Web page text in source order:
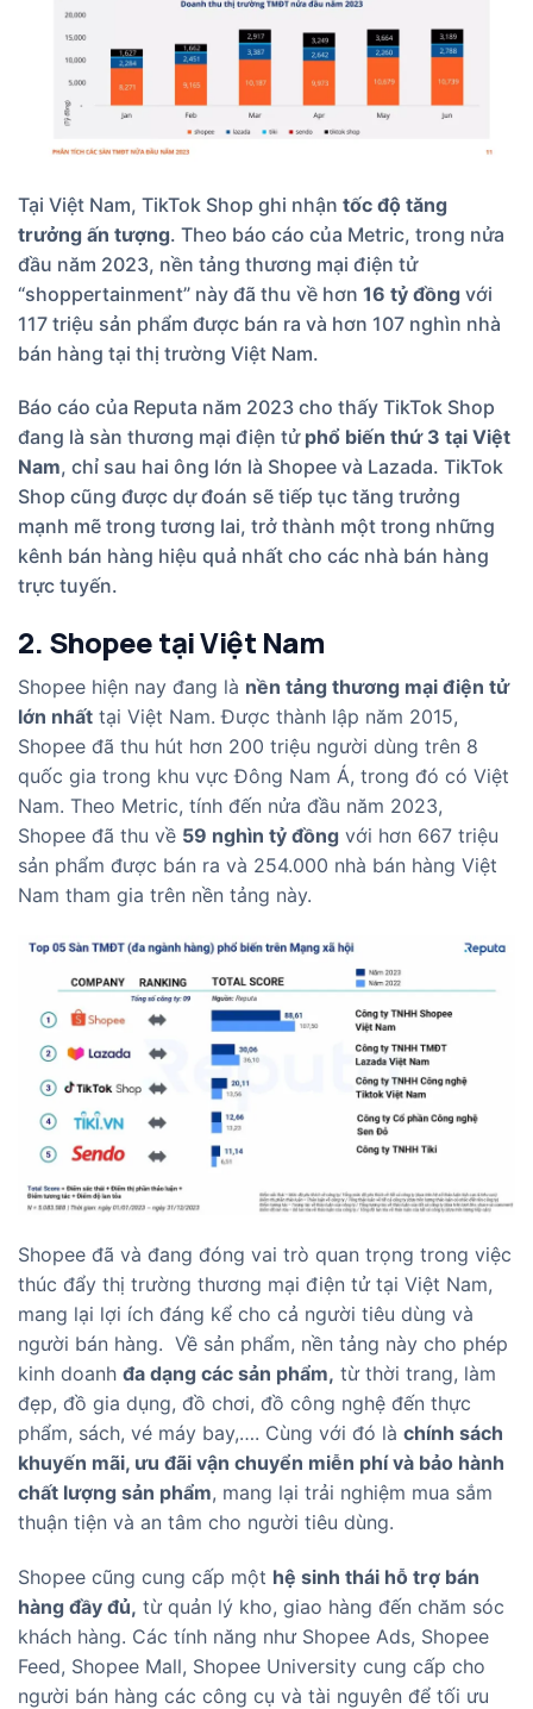
Tại Việt Nam, TikTok Shop ghi nhận tốc độ tăng
trưởng ấn tượng. Theo báo cáo của Metric, trong nửa
đầu năm 2023, nền tảng thương mại điện tử
“shoppertainment” này đã thu về hơn 16 tỷ đồng với
117 triệu sản phẩm được bán ra và hơn 107 nghìn nhà
bán hàng tại thị trường Việt Nam.
Báo cáo của Reputa năm 2023 cho thấy TikTok Shop
đang là sàn thương mại điện tửphổ biến thứ 3 tại Việt
Nam, chỉ sau hai ông lớn là Shopee và Lazada. TikTok
Shop cũng được dự đoán sẽ tiếp tục tăng trưởng
mạnh mẽ trong tương lai, trở thành một trong những
kênh bán hàng hiệu quả nhất cho các nhà bán hàng
trực tuyến.
2. Shopee tại Việt Nam
Shopee hiện nay đang là nền tảng thương mại điện tử
lớn nhất tại Việt Nam. Được thành lập năm 2015,
Shopee đã thu hút hơn 200 triệu người dùng trên 8
quốc gia trong khu vực Đông Nam Á, trong đó có Việt
Nam. Theo Metric, tính đến nửa đầu năm 2023,
Shopee đã thu về 59 nghìn tỷ đồng với hơn 667 triệu
sản phẩm được bán ra và 254.000 nhà bán hàng Việt
Nam tham gia trên nền tảng này.
Shopee đã và đang đóng vai trò quan trọng trong việc
thúc đẩy thị trường thương mại điện tử tại Việt Nam,
mang lại lợi ích đáng kể cho cả người tiêu dùng và
người bán hàng. Về sản phẩm, nền tảng này cho phép
kinh doanh đa dạng các sản phẩm, từ thời trang, làm
đẹp, đồ gia dụng, đồ chơi, đồ công nghệ đến thực
phẩm, sách, vé máy bay,…. Cùng với đó là chính sách
khuyến mãi, ưu đãi vận chuyển miễn phí và bảo hành
chất lượng sản phẩm, mang lại trải nghiệm mua sắm
thuận tiện và an tâm cho người tiêu dùng.
Shopee cũng cung cấp một hệ sinh thái hỗ trợ bán
hàng đầy đủ, từ quản lý kho, giao hàng đến chăm sóc
khách hàng. Các tính năng như Shopee Ads, Shopee
Feed, Shopee Mall, Shopee University cung cấp cho
người bán hàng các công cụ và tài nguyên để tối ưu